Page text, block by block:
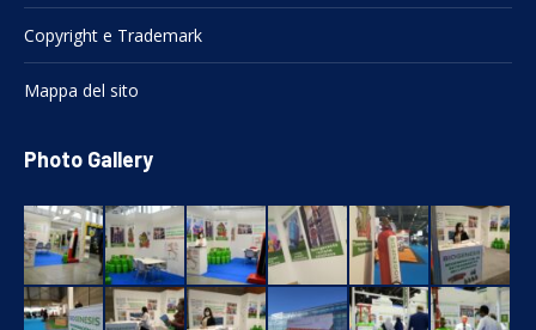
Copyright e Trademark
Mappa del sito
Photo Gallery